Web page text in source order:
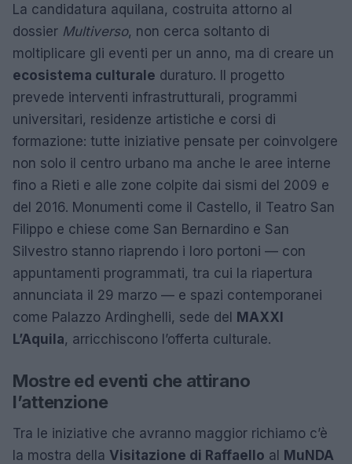
La candidatura aquilana, costruita attorno al
dossier Multiverso, non cerca soltanto di
moltiplicare gli eventi per un anno, ma di creare un
ecosistema culturale duraturo. Il progetto
prevede interventi infrastrutturali, programmi
universitari, residenze artistiche e corsi di
formazione: tutte iniziative pensate per coinvolgere
non solo il centro urbano ma anche le aree interne
fino a Rieti e alle zone colpite dai sismi del 2009 e
del 2016. Monumenti come il Castello, il Teatro San
Filippo e chiese come San Bernardino e San
Silvestro stanno riaprendo i loro portoni — con
appuntamenti programmati, tra cui la riapertura
annunciata il 29 marzo — e spazi contemporanei
come Palazzo Ardinghelli, sede del MAXXI
L’Aquila, arricchiscono l’offerta culturale.
Mostre ed eventi che attirano
l’attenzione
Tra le iniziative che avranno maggior richiamo c’è
la mostra della Visitazione di Raffaello al MuNDA